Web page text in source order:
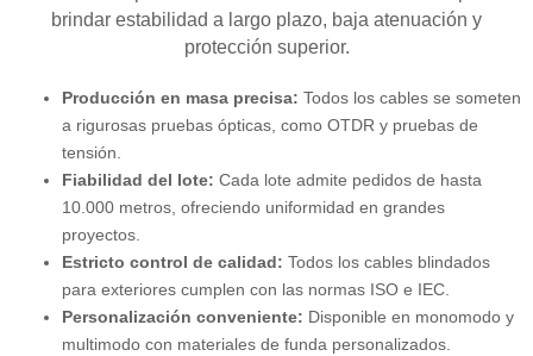
brindar estabilidad a largo plazo, baja atenuación y
protección superior.
Producción en masa precisa: Todos los cables se someten
a rigurosas pruebas ópticas, como OTDR y pruebas de
tensión.
Fiabilidad del lote: Cada lote admite pedidos de hasta
10.000 metros, ofreciendo uniformidad en grandes
proyectos.
Estricto control de calidad: Todos los cables blindados
para exteriores cumplen con las normas ISO e IEC.
Personalización conveniente: Disponible en monomodo y
multimodo con materiales de funda personalizados.